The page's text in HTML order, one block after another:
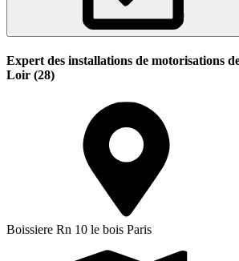
Expert des installations de motorisations
Loir (28)
Boissiere Rn 10 le bois Paris